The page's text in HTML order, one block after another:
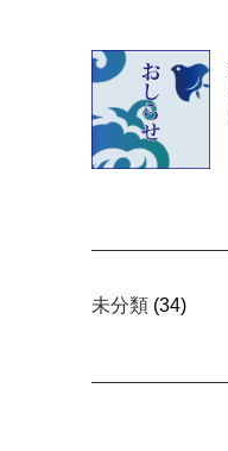
未分類(34)